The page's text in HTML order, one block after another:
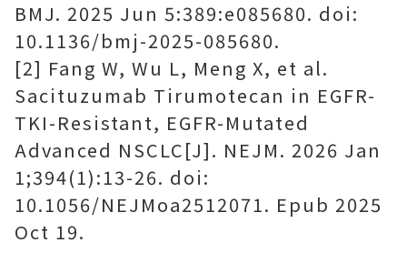
BMJ. 2025 Jun 5:389:e085680. doi:
10.1136/bmj-2025-085680.
[2] Fang W, Wu L, Meng X, et al.
Sacituzumab Tirumotecan in EGFR-
TKI-Resistant, EGFR-Mutated
Advanced NSCLC[J]. NEJM. 2026 Jan
1;394(1):13-26. doi:
10.1056/NEJMoa2512071. Epub 2025
Oct 19.